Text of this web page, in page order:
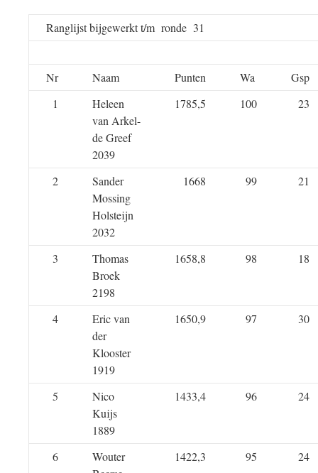
Ranglijst bijgewerkt t/m ronde 31
Nr Naam Punten Wa
Gsp
1
Heleen
van Arkel-
de Greef
2039
1785,5 100 23
2
Sander
Mossing
Holsteijn
2032
1668 99 21
3
Thomas
Broek
2198
1658,8 98 18
4
Eric van
der
Klooster
1919
1650,9 97 30
5
Nico
Kuijs
1889
1433,4 96 24
6
Wouter
1422,3 95 24